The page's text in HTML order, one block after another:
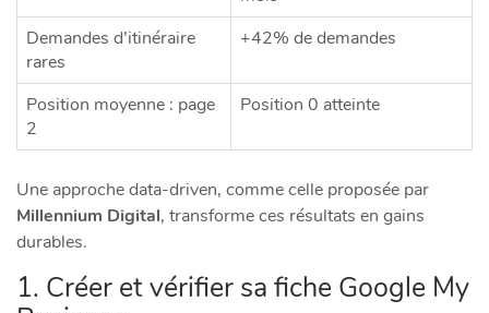
Demandes d’itinéraire
rares
+42% de demandes
Position moyenne : page
2
Position 0 atteinte
Une approche data-driven, comme celle proposée par
Millennium Digital, transforme ces résultats en gains
durables.
1. Créer et vérifier sa fiche Google My